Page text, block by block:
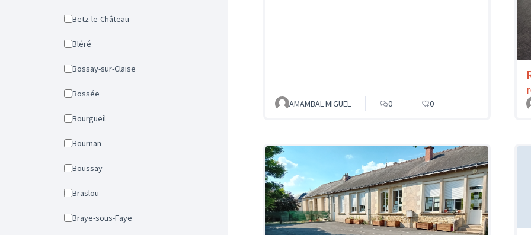
Betz-le-Château
Bléré
Bossay-sur-Claise
Bossée
Bourgueil
Bournan
Boussay
Braslou
Braye-sous-Faye
AMAMBAL MIGUEL 0 0